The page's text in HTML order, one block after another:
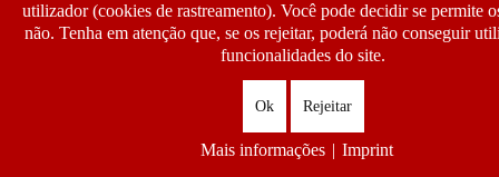
utilizador (cookies de rastreamento). Você pode decidir se permite
não. Tenha em atenção que, se os rejeitar, poderá não conseguir
funcionalidades do site.
Ok Rejeitar
Mais informações | Imprint